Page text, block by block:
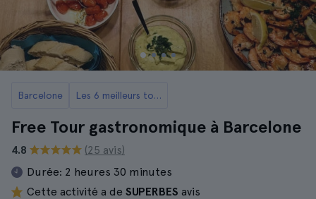
Barcelone Les 6 meilleurs tours gastronomiques de Barcelone
Free Tour gastronomique à Barcelone
4.8
(25 avis)
Durée: 2 heures 30 minutes
Cette activité a de SUPERBES avis